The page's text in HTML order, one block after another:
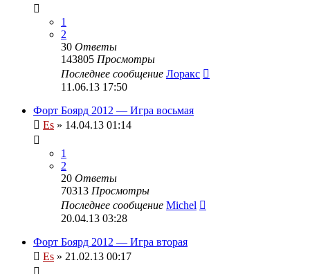
1
2
30 Ответы
143805 Просмотры
Последнее сообщение Лоракс
11.06.13 17:50
Форт Боярд 2012 — Игра восьмая
Es » 14.04.13 01:14
1
2
20 Ответы
70313 Просмотры
Последнее сообщение Michel
20.04.13 03:28
Форт Боярд 2012 — Игра вторая
Es » 21.02.13 00:17